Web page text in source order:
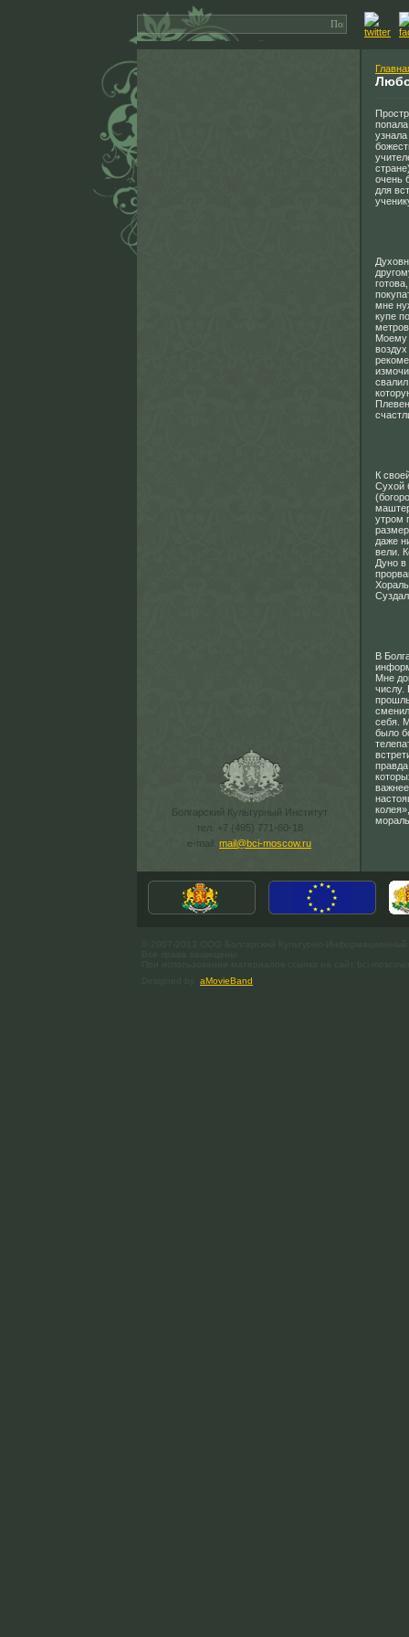
Болгарский Культурный Институт
тел. +7 (495) 771-60-18
e-mail: mail@bci-moscow.ru
очень
для
мне
купе
Моему
К
Сухой
утром
даже
вели.
Дуно в
В
Мне
числу.
себя.
было
aMovieBand